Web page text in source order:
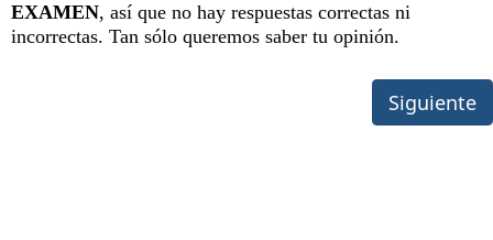
EXAMEN, así que no hay respuestas correctas ni
incorrectas. Tan sólo queremos saber tu opinión.
Siguiente